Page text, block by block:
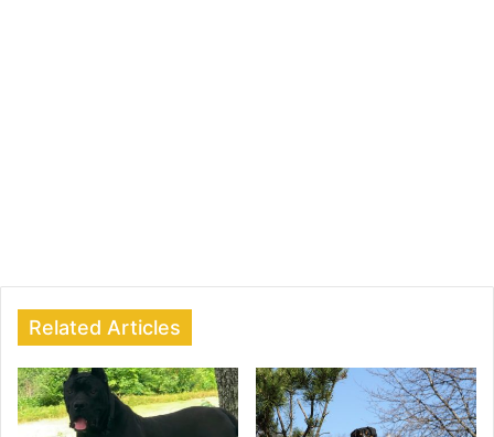
Related Articles